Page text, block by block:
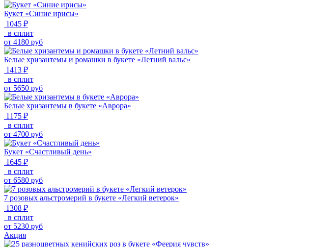
Букет «Синие ирисы»
1045 ₽
в сплит
от 4180 руб
Белые хризантемы и ромашки в букете «Летний вальс»
1413 ₽
в сплит
от 5650 руб
Белые хризантемы в букете «Аврора»
1175 ₽
в сплит
от 4700 руб
Букет «Счастливый день»
1645 ₽
в сплит
от 6580 руб
7 розовых альстромерий в букете «Легкий ветерок»
1308 ₽
в сплит
от 5230 руб
Акция